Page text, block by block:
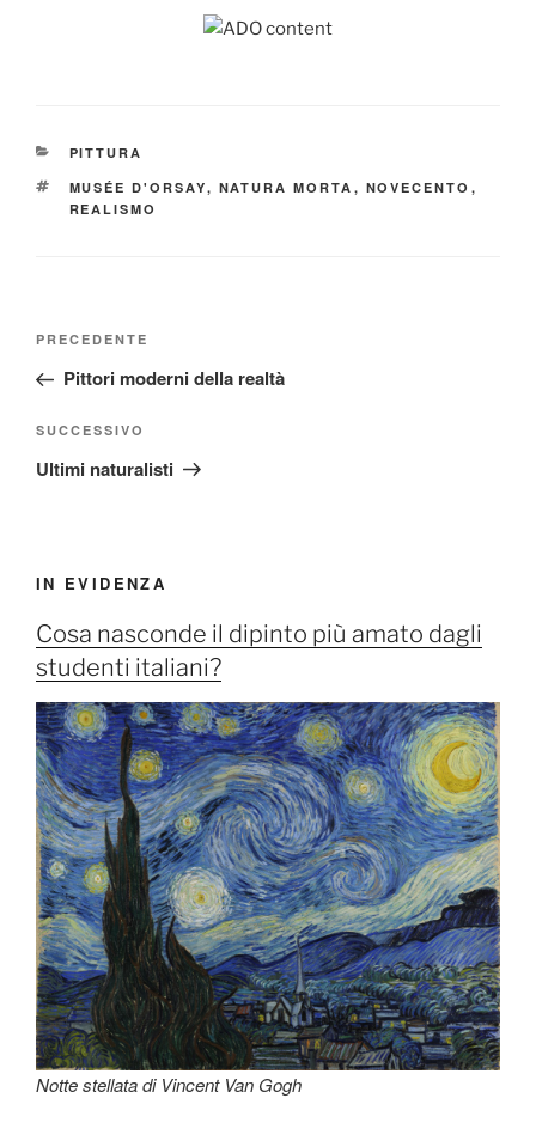
CATEGORIE
PITTURA
TAG
MUSÉE D'ORSAY, NATURA MORTA , NOVECENTO ,
REALISMO
Articolo
precedente:
PRECEDENTE
Pittori moderni della realtà
Articolo
successivo
SUCCESSIVO
Ultimi naturalisti
IN EVIDENZA
Cosa nasconde il dipinto più amato dagli
studenti italiani?
Notte stellata di Vincent Van Gogh